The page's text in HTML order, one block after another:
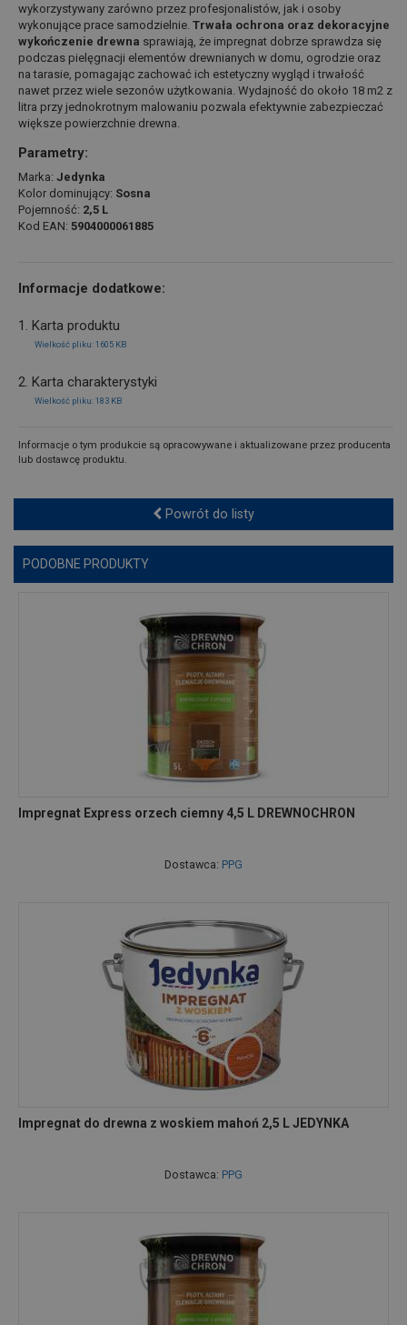
wykorzystywany zarówno przez profesjonalistów, jak i osoby
wykonujące prace samodzielnie. Trwała ochrona oraz dekoracyjne
wykończenie drewna sprawiają, że impregnat dobrze sprawdza się
podczas pielęgnacji elementów drewnianych w domu, ogrodzie oraz
na tarasie, pomagając zachować ich estetyczny wygląd i trwałość
nawet przez wiele sezonów użytkowania. Wydajność do około 18 m2 z
litra przy jednokrotnym malowaniu pozwala efektywnie zabezpieczać
większe powierzchnie drewna.
Parametry:
Marka: Jedynka
Kolor dominujący: Sosna
Pojemność: 2,5 L
Kod EAN: 5904000061885
Informacje dodatkowe:
1. Karta produktu
Wielkość pliku: 1605 KB
2. Karta charakterystyki
Wielkość pliku: 183 KB
Informacje o tym produkcie są opracowywane i aktualizowane przez producenta
lub dostawcę produktu.
Powrót do listy
PODOBNE PRODUKTY
Impregnat Express orzech ciemny 4,5 L DREWNOCHRON
Dostawca: PPG
Impregnat do drewna z woskiem mahoń 2,5 L JEDYNKA
Dostawca: PPG